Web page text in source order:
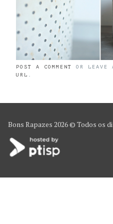
POST A COMMENT OR LEAVE
URL .
Bons Rapazes 2026 © Todos os